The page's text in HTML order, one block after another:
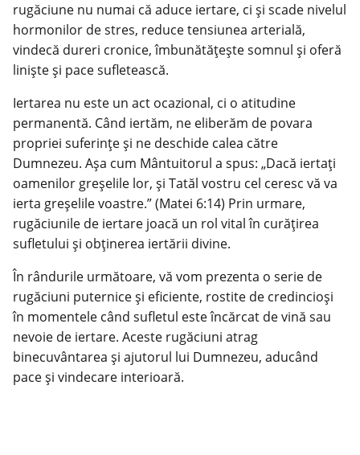
rugăciune nu numai că aduce iertare, ci și scade nivelul
hormonilor de stres, reduce tensiunea arterială,
vindecă dureri cronice, îmbunătățește somnul și oferă
liniște și pace sufletească.
Iertarea nu este un act ocazional, ci o atitudine
permanentă. Când iertăm, ne eliberăm de povara
propriei suferințe și ne deschide calea către
Dumnezeu. Așa cum Mântuitorul a spus: „Dacă iertați
oamenilor greșelile lor, și Tatăl vostru cel ceresc vă va
ierta greșelile voastre.” (Matei 6:14) Prin urmare,
rugăciunile de iertare joacă un rol vital în curățirea
sufletului și obținerea iertării divine.
În rândurile următoare, vă vom prezenta o serie de
rugăciuni puternice și eficiente, rostite de credincioși
în momentele când sufletul este încărcat de vină sau
nevoie de iertare. Aceste rugăciuni atrag
binecuvântarea și ajutorul lui Dumnezeu, aducând
pace și vindecare interioară.